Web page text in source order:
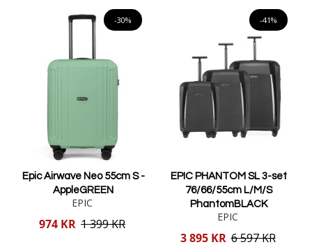
-30%
Epic Airwave Neo 55cm S -
AppleGREEN
EPIC
Reducerat
974 KR 1 399 KR
-41%
EPIC PHANTOM SL 3-set
76/66/55cm L/M/S
PhantomBLACK
EPIC
Reducerat
3 895 KR 6 597 KR